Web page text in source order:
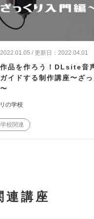
/ 更新日：2022.04.01
品を作ろう！DLsite音
イドする制作講座〜ざ
リの学校
学校関連
連講座